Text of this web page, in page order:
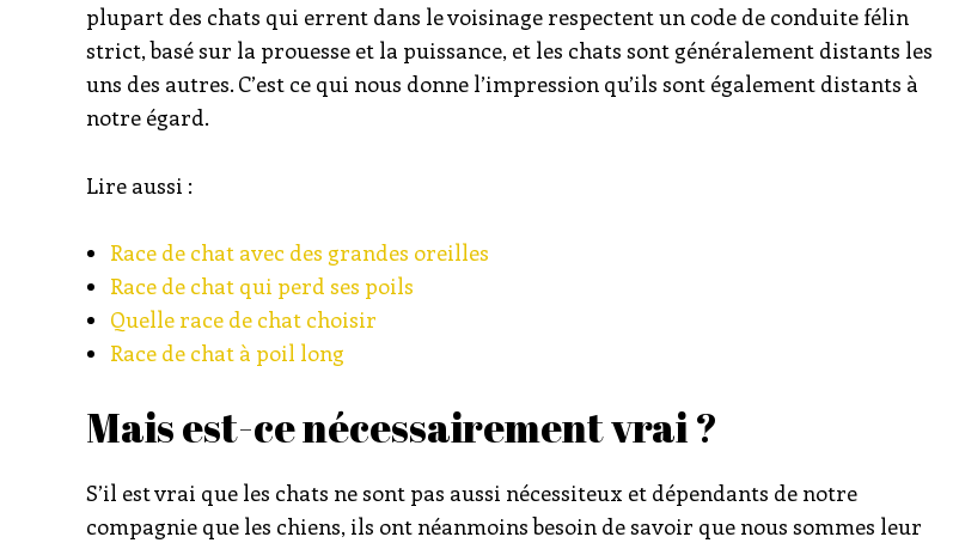
plupart des chats qui errent dans le voisinage respectent un code de conduite félin
strict, basé sur la prouesse et la puissance, et les chats sont généralement distants les
uns des autres. C’est ce qui nous donne l’impression qu’ils sont également distants à
notre égard.
Lire aussi :
Race de chat avec des grandes oreilles
Race de chat qui perd ses poils
Quelle race de chat choisir
Race de chat à poil long
Mais est-ce nécessairement vrai ?
S’il est vrai que les chats ne sont pas aussi nécessiteux et dépendants de notre
compagnie que les chiens, ils ont néanmoins besoin de savoir que nous sommes leur